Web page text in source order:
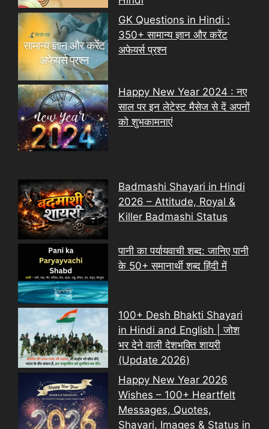
GK Questions in Hindi :
350+ सामान्य ज्ञान और करेंट
अफेयर्स प्रश्न
Happy New Year 2024 : नए
साल पर इन लेटेस्ट मैसेज से दें अपनों
को शुभकामनाएं
Badmashi Shayari in Hindi
2026 – Attitude, Royal &
Killer Badmashi Status
पानी का पर्यायवाची शब्द: जानिए पानी
के 50+ समानार्थी शब्द हिंदी में
100+ Desh Bhakti Shayari
in Hindi and English | जोश
भर देने वाली देशभक्ति शायरी
(Update 2026)
Happy New Year 2026
Wishes – 100+ Heartfelt
Messages, Quotes,
Shayari, Images & Status in